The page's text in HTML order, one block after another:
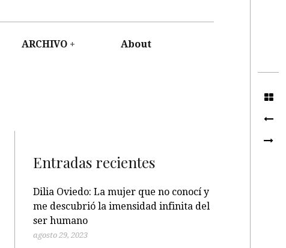
ARCHIVO About
Entradas recientes
Dilia Oviedo: La mujer que no conocí y
me descubrió la imensidad infinita del
ser humano
agosto 29, 2023